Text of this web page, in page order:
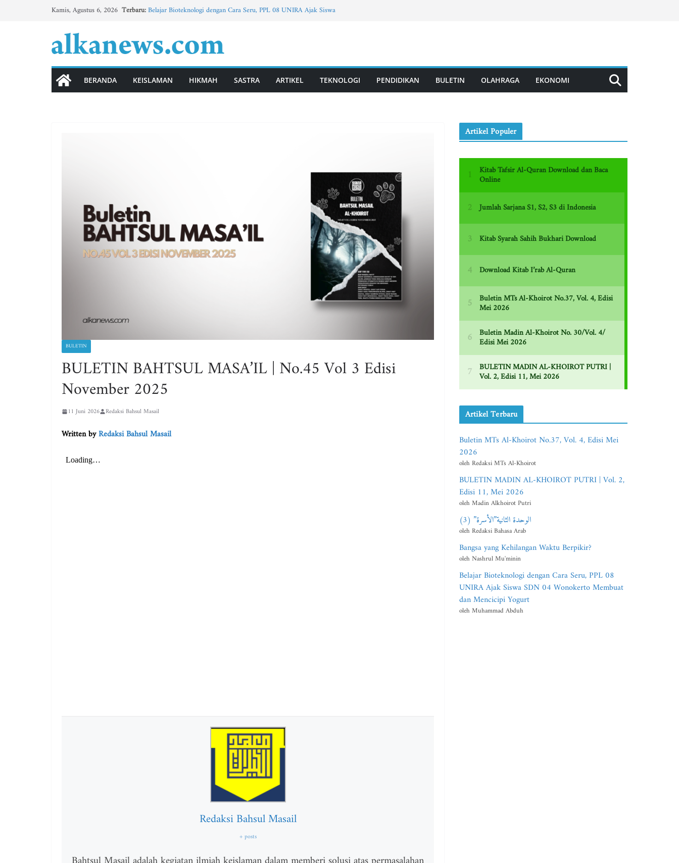
Kamis, Agustus 6, 2026 Terbaru:Belajar Bioteknologi dengan Cara Seru, PPL 08 UNIRA Ajak Siswa
BULETIN MADIN AL-KHOIROT PUTRI | Vol. 2, Edisi 11, Mei 2026
الوحدة الثانية”الأسرة” (3)
BERANDA KEISLAMAN HIKMAH SASTRA ARTIKEL TEKNOLOGI PENDIDIKAN BULETIN OLAHRAGA EKONOMI
BULETIN
BULETIN BAHTSUL MASA’IL | No.45 Vol 3 Edisi
November 2025
11 Juni 2026 Redaksi Bahsul Masail
Written byRedaksi Bahsul Masail
Redaksi Bahsul Masail
+ posts
Artikel Populer
Artikel Terbaru
Buletin MTs Al-Khoirot No.37, Vol. 4, Edisi Mei
2026
oleh Redaksi MTs Al-Khoirot
BULETIN MADIN AL-KHOIROT PUTRI | Vol. 2,
Edisi 11, Mei 2026
oleh Madin Alkhoirot Putri
الوحدة الثانية”الأسرة” (3)
oleh Redaksi Bahasa Arab
Bangsa yang Kehilangan Waktu Berpikir?
oleh Nashrul Mu'minin
Belajar Bioteknologi dengan Cara Seru, PPL 08
UNIRA Ajak Siswa SDN 04 Wonokerto Membuat
dan Mencicipi Yogurt
oleh Muhammad Abduh